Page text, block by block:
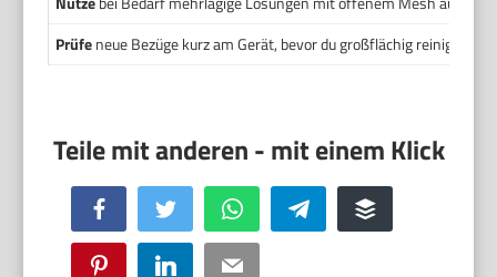
Prüfeneue Bezüge kurz am Gerät, bevor du großflächig reinigst.
Facebook Twitter WhatsApp Telegram Buffer
Pinterest LinkedIn Email